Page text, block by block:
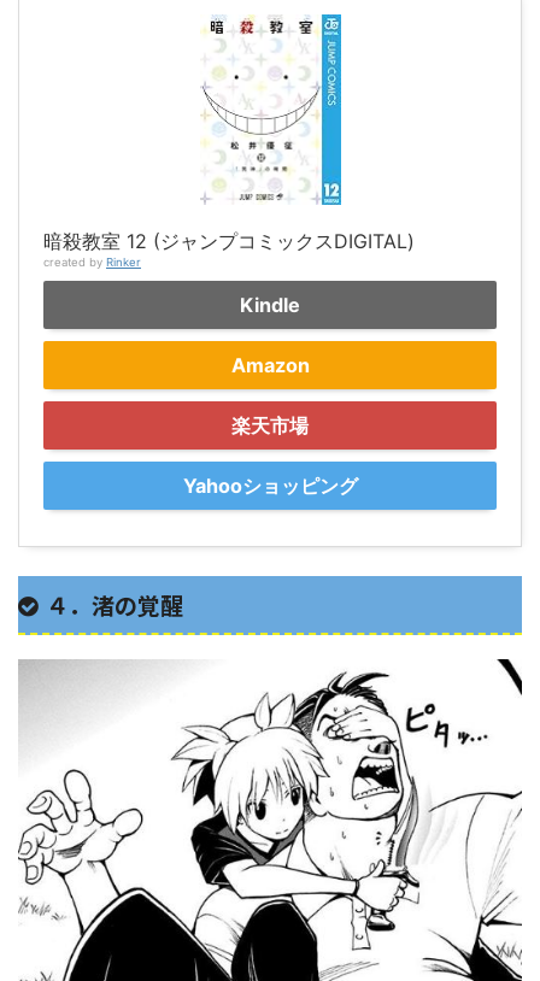
暗殺教室 12 (ジャンプコミックスDIGITAL)
created by Rinker
Kindle
Amazon
楽天市場
Yahooショッピング
４．渚の覚醒